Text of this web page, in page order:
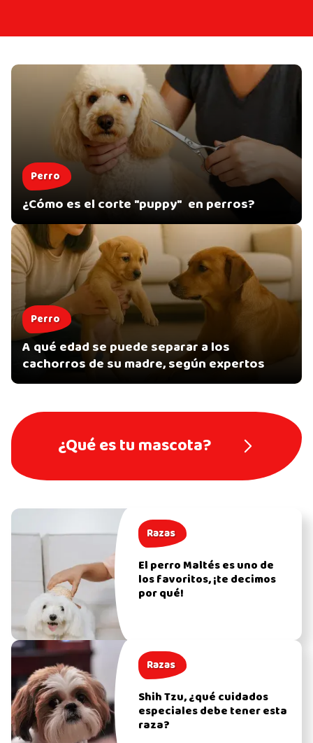
Perro
¿Cómo es el corte "puppy" en perros?
Perro
A qué edad se puede separar a los
cachorros de su madre, según expertos
¿Qué es tu mascota?
Razas
El perro Maltés es uno de
los favoritos, ¡te decimos
por qué!
Razas
Shih Tzu, ¿qué cuidados
especiales debe tener esta
raza?